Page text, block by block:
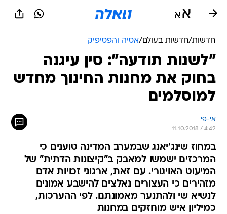
חדשות/חדשות בעולם/אסיה והפסיפיק
"לשנות תודעה": סין עיגנה
בחוק את מחנות החינוך מחדש
למוסלמים
אי-פי
11.10.2018 / 4:42
במחוז שינג'יאנג שבמערב המדינה טוענים כי
המרכזים ישמשו למאבק ב"קיצונות הדתית" של
המיעוט האויגורי. עם זאת, ארגוני זכויות אדם
מזהירים כי העצורים נאלצים להישבע אמונים
לנשיא שי ולהתנער מאמונתם. לפי ההערכות,
כמיליון איש מוחזקים במחנות